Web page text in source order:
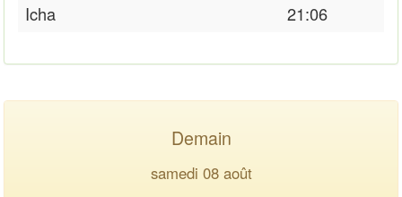
Icha
21:06
Demain
samedi 08 août